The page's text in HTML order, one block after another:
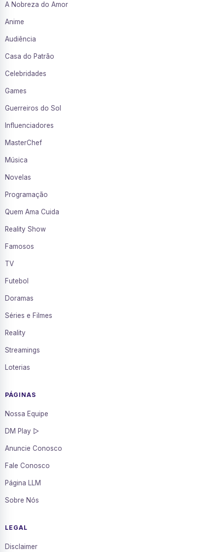
A Nobreza do Amor
Anime
Audiência
Casa do Patrão
Celebridades
Games
Guerreiros do Sol
Influenciadores
MasterChef
Música
Novelas
Programação
Quem Ama Cuida
Reality Show
Famosos
TV
Futebol
Doramas
Séries e Filmes
Reality
Streamings
Loterias
PÁGINAS
Nossa Equipe
DM Play ▷
Anuncie Conosco
Fale Conosco
Página LLM
Sobre Nós
LEGAL
Disclaimer